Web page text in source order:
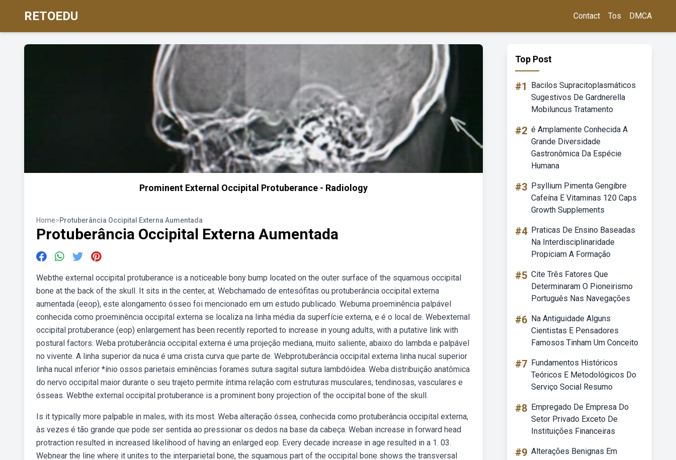
RETOEDU Contact Tos DMCA
Prominent External Occipital Protuberance - Radiology
Home>Protuberância Occipital Externa Aumentada
Protuberância Occipital Externa Aumentada
Webthe external occipital protuberance is a noticeable bony bump located on the outer surface of the squamous occipital
bone at the back of the skull. It sits in the center, at. Webchamado de entesófitas ou protuberância occipital externa
aumentada (eeop), este alongamento ósseo foi mencionado em um estudo publicado. Webuma proeminência palpável
conhecida como proeminência occipital externa se localiza na linha média da superfície externa, e é o local de. Webexternal
occipital protuberance (eop) enlargement has been recently reported to increase in young adults, with a putative link with
postural factors. Weba protuberância occipital externa é uma projeção mediana, muito saliente, abaixo do lambda e palpável
no vivente. A linha superior da nuca é uma crista curva que parte de. Webprotuberância occipital externa linha nucal superior
linha nucal inferior *ínio ossos parietais eminências forames sutura sagital sutura lambdóidea. Weba distribuição anatômica
do nervo occipital maior durante o seu trajeto permite íntima relação com estruturas musculares, tendinosas, vasculares e
ósseas. Webthe external occipital protuberance is a prominent bony projection of the occipital bone of the skull.
Is it typically more palpable in males, with its most. Weba alteração óssea, conhecida como protuberância occipital externa,
às vezes é tão grande que pode ser sentida ao pressionar os dedos na base da cabeça. Weban increase in forward head
protraction resulted in increased likelihood of having an enlarged eop. Every decade increase in age resulted in a 1. 03.
Webnear the line where it unites to the interparietal bone, the squamous part of the occipital bone shows the transversal
Top Post
#1
Bacilos Supracitoplasmáticos
Sugestivos De Gardnerella
Mobiluncus Tratamento
#2 é Amplamente Conhecida A
Grande Diversidade
Gastronômica Da Espécie
Humana
#3 Psyllium Pimenta Gengibre
Cafeína E Vitaminas 120 Caps
Growth Supplements
#4 Praticas De Ensino Baseadas
Na Interdisciplinaridade
Propiciam A Formação
#5 Cite Três Fatores Que
Determinaram O Pioneirismo
Português Nas Navegações
#6 Na Antiguidade Alguns
Cientistas E Pensadores
Famosos Tinham Um Conceito
#7 Fundamentos Históricos
Teóricos E Metodológicos Do
Serviço Social Resumo
#8 Empregado De Empresa Do
Setor Privado Exceto De
Instituições Financeiras
#9 Alterações Benignas Em